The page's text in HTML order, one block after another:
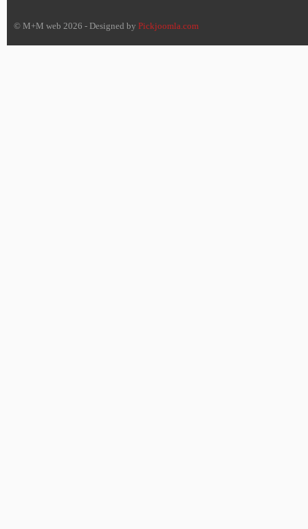
© M+M web 2026 - Designed by Pickjoomla.com